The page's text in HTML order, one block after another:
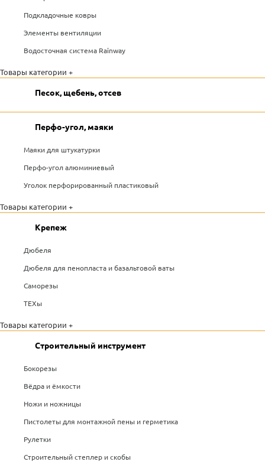
Подкладочные ковры
Элементы вентиляции
Водосточная система Rainway
Товары категории +
Песок, щебень, отсев
Перфо-угол, маяки
Маяки для штукатурки
Перфо-угол алюминиевый
Уголок перфорированный пластиковый
Товары категории +
Крепеж
Дюбеля
Дюбеля для пенопласта и базальтовой ваты
Саморезы
ТЕХы
Товары категории +
Строительный инструмент
Бокорезы
Вёдра и ёмкости
Ножи и ножницы
Пистолеты для монтажной пены и герметика
Рулетки
Строительный степлер и скобы